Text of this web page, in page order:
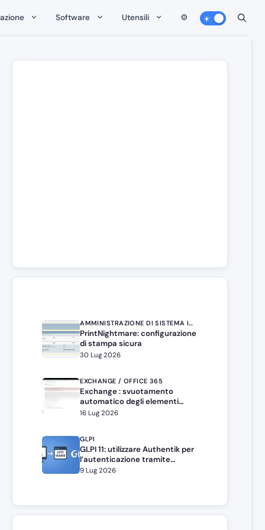
Software Utensili ⚙️
AMMINISTRAZIONE DI SISTEMA IN WINDOWS SERVER
PrintNightmare: configurazione
di stampa sicura
30 Lug 2026
EXCHANGE / OFFICE 365
Exchange : svuotamento
automatico degli elementi
eliminati
16 Lug 2026
GLPI
GLPI 11: utilizzare Authentik per
l’autenticazione tramite
intestazione HTTP
9 Lug 2026